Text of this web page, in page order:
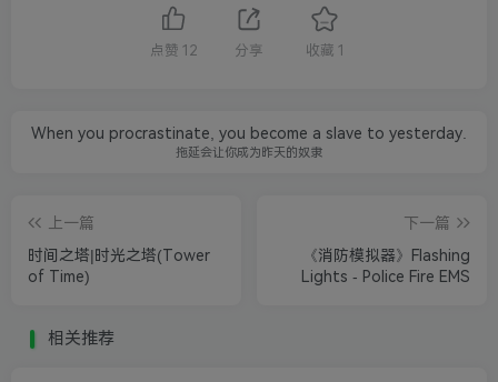
点赞 12 分享 收藏 1
When you procrastinate, you become a slave to yesterday.
拖延会让你成为昨天的奴隶
上一篇
时间之塔|时光之塔(Tower
of Time)
下一篇
《消防模拟器》Flashing
Lights - Police Fire EMS
相关推荐